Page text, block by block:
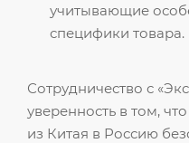
учитывающие
специфики товара.
Сотрудничество с
уверенность в том,
из Китая в Россию